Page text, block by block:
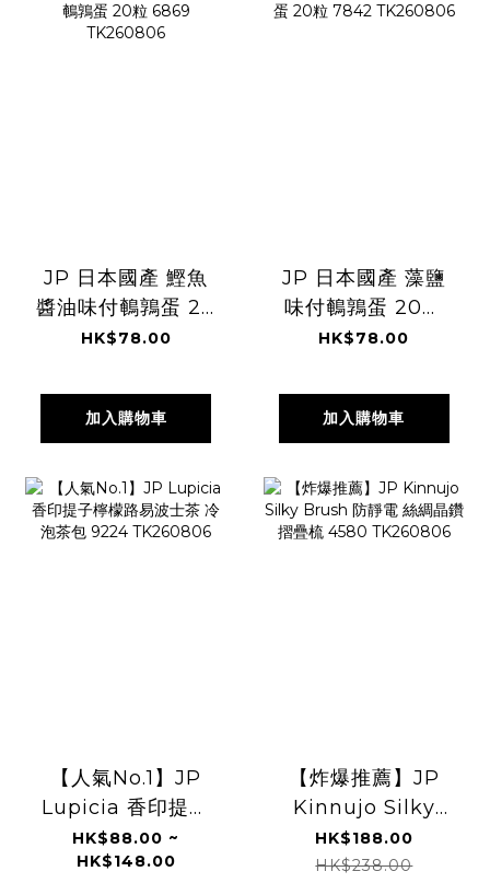
JP 日本國產 鰹魚
醬油味付鵪鶉蛋 20
粒 6869
HK$78.00
加入購物車
JP 日本國產 藻鹽
味付鵪鶉蛋 20粒
7842 TK260806
HK$78.00
加入購物車
【人氣No.1】JP
Lupicia 香印提子
檸檬路易波士茶 冷
泡茶包 9224
HK$88.00 ~
HK$148.00
【炸爆推薦】JP
Kinnujo Silky
Brush 防靜電 絲綢
晶鑽摺疊梳 4580
HK$188.00
HK$238.00